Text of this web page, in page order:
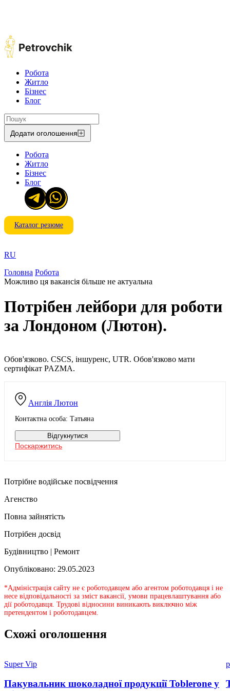
Робота
Житло
Бізнес
Блог
Додати оголошення
Робота
Житло
Бізнес
Блог
Каталог резюме
RU
Головна Робота
Можливо ця вакансія більше не актуальна
Потрібен лейбори для роботи
за Лондоном (Лютон).
Англія Лютон
Контактна особа: Татьяна
Відгукнутися
Поскаржитись
Обов'язково. CSCS, іншуренс, UTR. Обов'язково мати
сертифікат PAZMA.
Потрібне водійське посвідчення
Агенство
Повна зайнятість
Потрібен досвід
Будівництво | Ремонт
Опубліковано: 29.05.2023
*Адміністрація сайту не є роботодавцем або агентом роботодавця і не
несе відповідальності за зміст вакансії, умови працевлаштування або
дії роботодавця. Трудові відносини виникають виключно між
претендентом і роботодавцем.
Схожі оголошення
Super Vip
Пакувальник шоколадної продукції Toblerone у